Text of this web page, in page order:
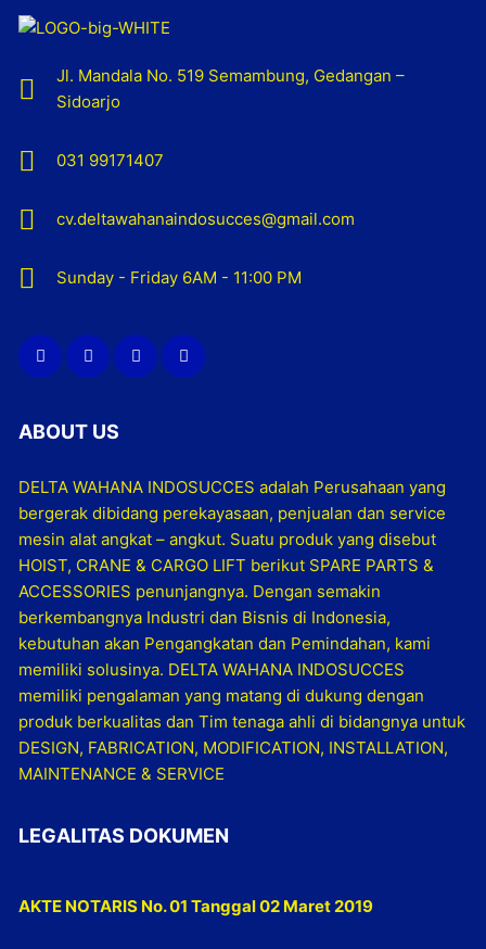
Jl. Mandala No. 519 Semambung, Gedangan –
Sidoarjo
031 99171407
cv.deltawahanaindosucces@gmail.com
Sunday - Friday 6AM - 11:00 PM
ABOUT US
DELTA WAHANA INDOSUCCES adalah Perusahaan yang
bergerak dibidang perekayasaan, penjualan dan service
mesin alat angkat – angkut. Suatu produk yang disebut
HOIST, CRANE & CARGO LIFT berikut SPARE PARTS &
ACCESSORIES penunjangnya. Dengan semakin
berkembangnya Industri dan Bisnis di Indonesia,
kebutuhan akan Pengangkatan dan Pemindahan, kami
memiliki solusinya. DELTA WAHANA INDOSUCCES
memiliki pengalaman yang matang di dukung dengan
produk berkualitas dan Tim tenaga ahli di bidangnya untuk
DESIGN, FABRICATION, MODIFICATION, INSTALLATION,
MAINTENANCE & SERVICE
LEGALITAS DOKUMEN
AKTE NOTARIS No. 01 Tanggal 02 Maret 2019